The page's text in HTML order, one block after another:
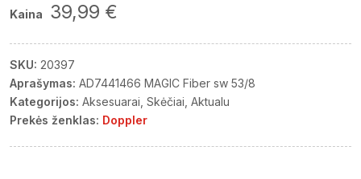
Kaina 39,99 €
SKU: 20397
Aprašymas: AD7441466 MAGIC Fiber sw 53/8
Kategorijos: Aksesuarai Skėčiai Aktualu
Prekės ženklas: Doppler